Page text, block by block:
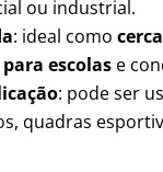
ou industrial.
: ideal como
escolase
: pode ser
quadras